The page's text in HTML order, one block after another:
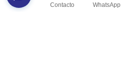
ANHUI TIANKANG (GRUPO)
WhatsApp
Contacto